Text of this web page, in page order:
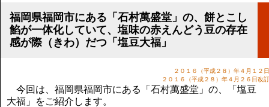
リンク集
気をつけたい法律のポイント
武田正男の独り言
福岡県福岡市にある「石村萬盛堂」の、餅とこし
餡が一体化していて、塩味の赤えんどう豆の存在
感が際（きわ）だつ「塩豆大福」
２０１６（平成２８）年４月１２日
２０１６（平成２８）年４月２６日改訂
今回は、福岡県福岡市にある「石村萬盛堂」の、「塩豆
大福」をご紹介します。